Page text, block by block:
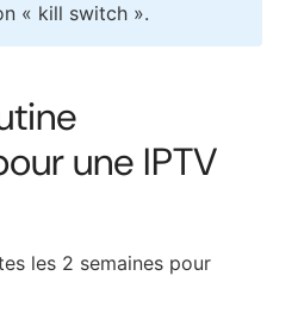
« kill switch ».
une IPTV
les 2 semaines pour